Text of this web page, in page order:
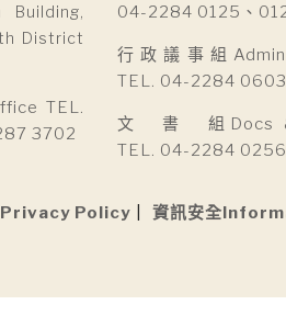
District
TEL.
3702
04-2284 0125、
行政議事組
TEL. 04-2284 0603
文 書 組Docs &
TEL. 04-2284 0256
Privacy Policy 資訊安全